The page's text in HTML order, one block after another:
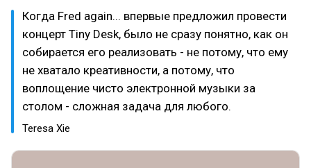
Когда Fred again... впервые предложил провести
концерт Tiny Desk, было не сразу понятно, как он
собирается его реализовать - не потому, что ему
не хватало креативности, а потому, что
воплощение чисто электронной музыки за
столом - сложная задача для любого.
Teresa Xie